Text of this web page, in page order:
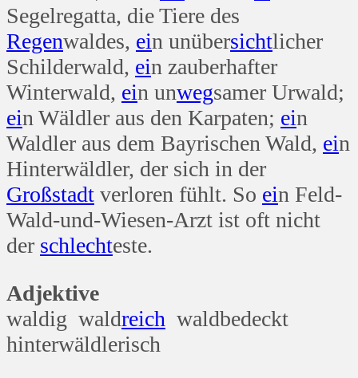
Segelregatta, die Tiere des
Regenwaldes, ein unübersichtlicher
Schilderwald, ein zauberhafter
Winterwald, ein unwegsamer Urwald;
ein Wäldler aus den Karpaten; ein
Waldler aus dem Bayrischen Wald, ein
Hinterwäldler, der sich in der
Großstadt verloren fühlt. So ein Feld-
Wald-und-Wiesen-Arzt ist oft nicht
der schlechteste.
Adjektive
waldig waldreich waldbedeckt
hinterwäldlerisch